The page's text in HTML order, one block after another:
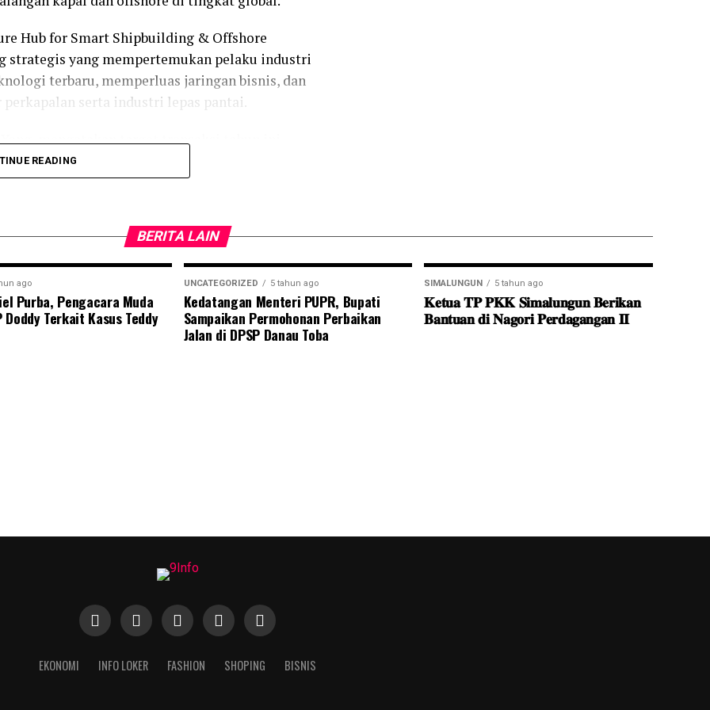
Hub for Smart Shipbuilding & Offshore
strategis yang mempertemukan pelaku industri
terbaru, memperluas jaringan bisnis, dan
serta industri lepas pantai.
mengatakan target transaksi tahun ini
masih menghadapi berbagai tantangan.
lebih memprioritaskan pemeliharaan
tetap optimistis karena kebutuhan sektor
dari 20 negara, antara lain Indonesia,
Selatan, China, India, Jerman, Italia, Prancis,
READING
BERITA LAIN
ago
Purba, Pengacara Muda
Doddy Terkait Kasus Teddy
UNCATEGORIZED 5 tahun ago
Kedatangan Menteri PUPR, Bupati
Sampaikan Permohonan Perbaikan
Jalan di DPSP Danau Toba
SIMALUNGUN 5 tahun ago
𝐊𝐞𝐭𝐮𝐚 𝐓𝐏 𝐏𝐊𝐊 𝐒𝐢𝐦𝐚𝐥𝐮𝐧𝐠𝐮𝐧 𝐁𝐞𝐫𝐢𝐤𝐚𝐧
𝐁𝐚𝐧𝐭𝐮𝐚𝐧 𝐝𝐢 𝐍𝐚𝐠𝐨𝐫𝐢 𝐏𝐞𝐫𝐝𝐚𝐠𝐚𝐧𝐠𝐚𝐧 𝐈𝐈
EKONOMI INFO LOKER FASHION SHOPING BISNIS